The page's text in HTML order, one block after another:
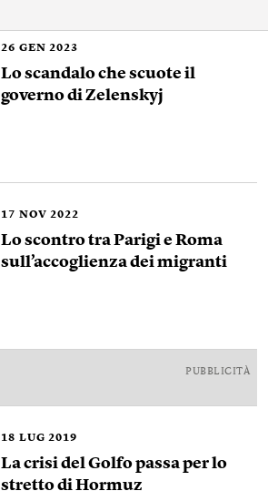
26 GEN 2023
Lo scandalo che scuote il
governo di Zelenskyj
17 NOV 2022
Lo scontro tra Parigi e Roma
sull’accoglienza dei migranti
PUBBLICITÀ
18 LUG 2019
La crisi del Golfo passa per lo
stretto di Hormuz